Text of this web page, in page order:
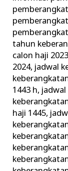
tahun
calon haji
2024, jadwal
1443 h,
haji 1445,